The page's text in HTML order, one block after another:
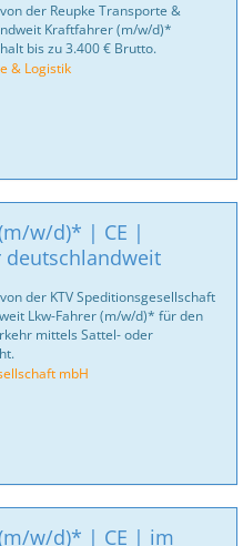
der Reupke Transporte &
Kraftfahrer (m/w/d)*
bis zu 3.400 € Brutto.
& Logistik
w/d)* | CE |
deutschlandweit
der KTV Speditionsgesellschaft
Lkw-Fahrer (m/w/d)* für den
mittels Sattel- oder
mbH
w/d)* | CE | im